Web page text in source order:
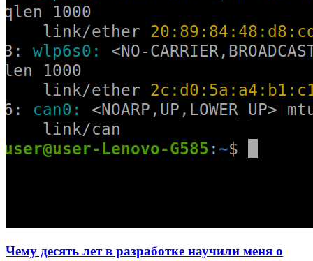
Чему десять лет в разработке научили меня о